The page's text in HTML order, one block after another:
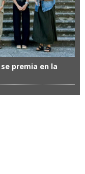
premia en la